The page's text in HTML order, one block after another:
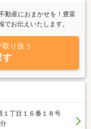
動産におまかせを！豊富
お伝えいたします。
り扱う
す
１丁目１６番１８号